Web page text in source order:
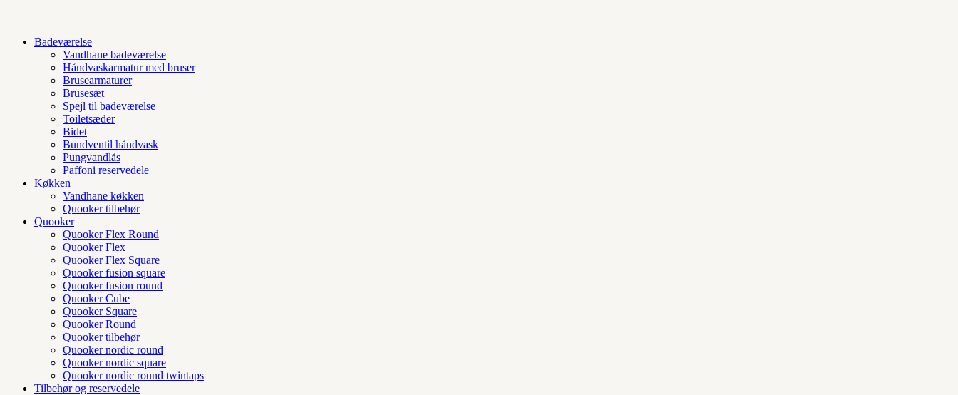
Badeværelse
Vandhane badeværelse
Håndvaskarmatur med bruser
Brusearmaturer
Brusesæt
Spejl til badeværelse
Toiletsæder
Bidet
Bundventil håndvask
Pungvandlås
Paffoni reservedele
Køkken
Vandhane køkken
Quooker tilbehør
Quooker
Quooker Flex Round
Quooker Flex
Quooker Flex Square
Quooker fusion square
Quooker fusion round
Quooker Cube
Quooker Square
Quooker Round
Quooker tilbehør
Quooker nordic round
Quooker nordic square
Quooker nordic round twintaps
Tilbehør og reservedele